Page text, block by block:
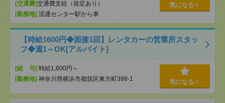
[交通費]交通費支給（規定あり）
[勤務地] 流通センター駅から車
気になる！
【時給1600円◆面接1回】レンタカーの営業所スタッ
フ◆週1～OK[アルバイト]
[給 与] 時給1,600円～
[勤務地] 神奈川県横浜市都筑区東方町398-1 気になる！